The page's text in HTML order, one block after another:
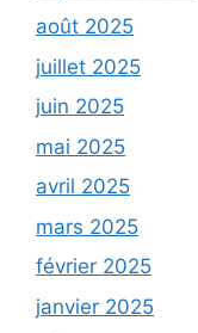
août 2025
juillet 2025
juin 2025
mai 2025
avril 2025
mars 2025
février 2025
janvier 2025